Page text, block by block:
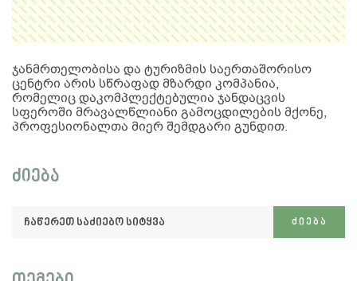
ჯანმრთელობისა და ტურიზმის საერთაშორისო
ცენტრი არის სწრაფად მზარდი კომპანია,
რომელიც დაკომპლექტებულია ჯანდაცვის
სფეროში მრავალწლიანი გამოცდილების მქონე,
პროფესიონალთა მიერ შემდგარი გუნდით.
ძიება
ჩაწერეთ
ᲫᲘᲔᲑᲐ